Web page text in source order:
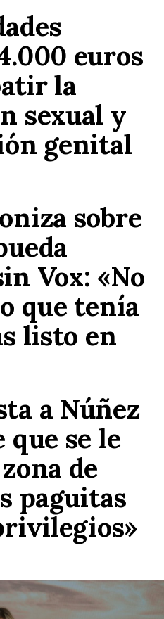
euros
la
sexual y
genital
sobre
Vox: «No
que tenía
listo en
a Núñez
que se le
de
paguitas